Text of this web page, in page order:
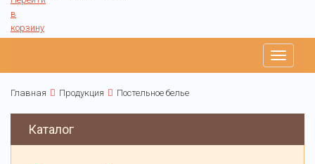
Toggle
Главная Продукция Постельное белье
Каталог